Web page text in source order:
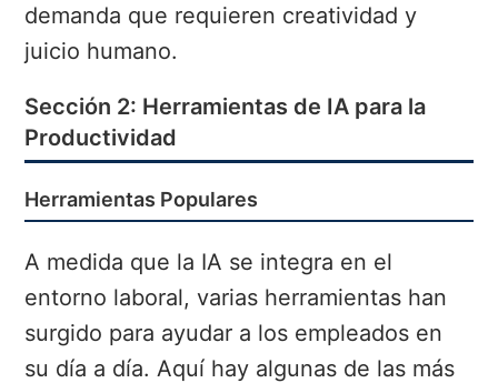
demanda que requieren creatividad y
juicio humano.
Sección 2: Herramientas de IA para la
Productividad
Herramientas Populares
A medida que la IA se integra en el
entorno laboral, varias herramientas han
surgido para ayudar a los empleados en
su día a día. Aquí hay algunas de las más